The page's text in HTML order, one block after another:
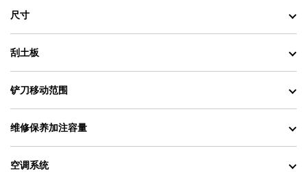
尺寸
刮土板
铲刀移动范围
维修保养加注容量
空调系统